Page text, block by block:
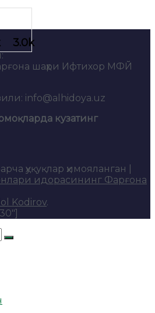
шаҳри Ифтихор МФЙ
info@alhidoya.uz
кузатинг
ҳуқуқлар ҳимояланган |
идорасининг Фарғона
Kodirov.